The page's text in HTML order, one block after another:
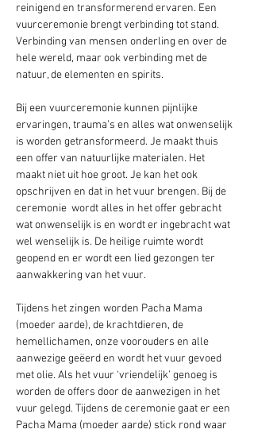
reinigend en transformerend ervaren. Een
vuurceremonie brengt verbinding tot stand.
Verbinding van mensen onderling en over de
hele wereld, maar ook verbinding met de
natuur, de elementen en spirits.
Bij een vuurceremonie kunnen pijnlijke
ervaringen, trauma’s en alles wat onwenselijk
is worden getransformeerd. Je maakt thuis
een offer van natuurlijke materialen. Het
maakt niet uit hoe groot. Je kan het ook
opschrijven en dat in het vuur brengen. Bij de
ceremonie  wordt alles in het offer gebracht
wat onwenselijk is en wordt er ingebracht wat
wel wenselijk is. De heilige ruimte wordt
geopend en er wordt een lied gezongen ter
aanwakkering van het vuur.
Tijdens het zingen worden Pacha Mama
(moeder aarde), de krachtdieren, de
hemellichamen, onze voorouders en alle
aanwezige geëerd en wordt het vuur gevoed
met olie. Als het vuur ‘vriendelijk’ genoeg is
worden de offers door de aanwezigen in het
vuur gelegd. Tijdens de ceremonie gaat er een
Pacha Mama (moeder aarde) stick rond waar